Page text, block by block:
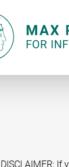
DISCLAIMER: